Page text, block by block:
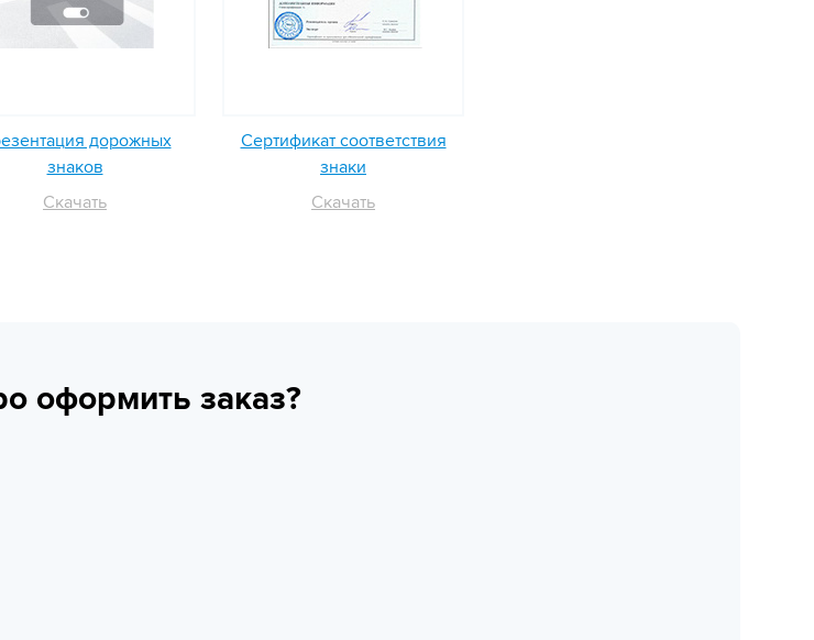
дорожных
знаков
Скачать
Сертификат соответствия
знаки
Скачать
оформить заказ?